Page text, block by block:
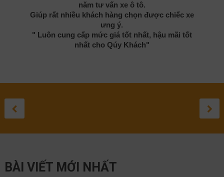
năm tư vấn xe ô tô.
Giúp rất nhiều khách hàng chọn được chiếc xe
ưng ý.
" Luôn cung cấp mức giá tốt nhất, hậu mãi tốt
nhất cho Qúy Khách"
HYUNDAI
RAV4 2021
PRADO 2021:
ĐÁNH GIÁ
2020
ĐÁNH
COROLLA
2021:
LỘ
BÀI VIẾT MỚI NHẤT